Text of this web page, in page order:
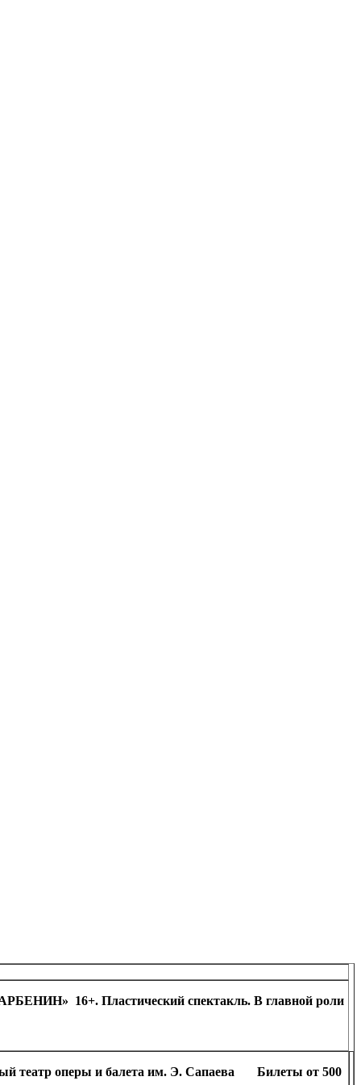
16+. Пластический спектакль. В главной роли
театр оперы и балета им. Э. Сапаева Билеты от 500